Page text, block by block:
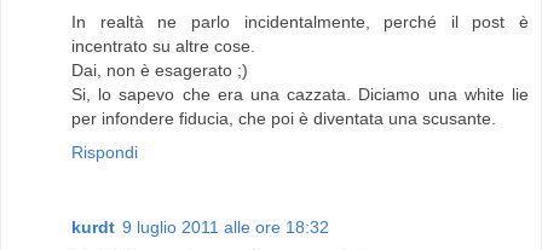
In realtà ne parlo incidentalmente, perché il post è
incentrato su altre cose.
Dai, non è esagerato ;)
Si, lo sapevo che era una cazzata. Diciamo una white lie
per infondere fiducia, che poi è diventata una scusante.
Rispondi
kurdt 9 luglio 2011 alle ore 18:32